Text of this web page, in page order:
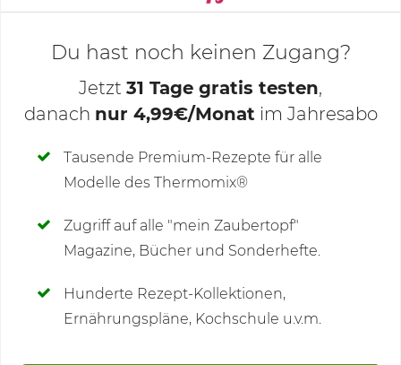
Deine Notizen
Du hast noch keinen Zugang?
Jetzt 31 Tage gratis testen,
danach nur 4,99€/Monat im Jahresabo
Tausende Premium-Rezepte für alle
Modelle des Thermomix®
Zugriff auf alle "mein Zaubertopf"
Magazine, Bücher und Sonderhefte.
Hunderte Rezept-Kollektionen,
Ernährungspläne, Kochschule u.v.m.
Kommentare(1)